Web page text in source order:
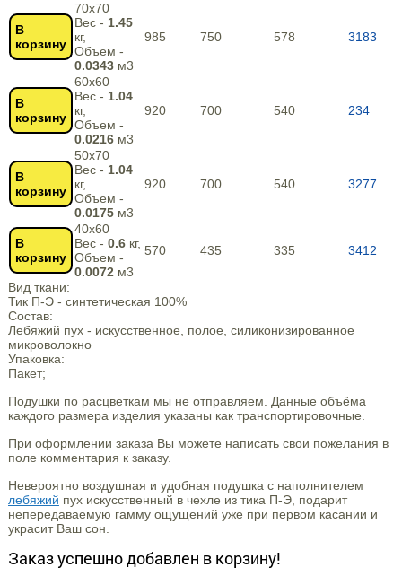
В
корзину
70х70
Вес - 1.45
кг,
Объем -
0.0343м3
985 750 578 3183
В
корзину
60х60
Вес - 1.04
кг,
Объем -
0.0216м3
920 700 540 234
В
корзину
50х70
Вес - 1.04
кг,
Объем -
0.0175м3
920 700 540 3277
В
корзину
40х60
Вес - 0.6кг,
Объем -
0.0072 м3
570 435 335 3412
Вид ткани:
Тик П-Э - синтетическая 100%
Состав:
Лебяжий пух - искусственное, полое, силиконизированное
микроволокно
Упаковка:
Пакет;
Подушки по расцветкам мы не отправляем. Данные объёма
каждого размера изделия указаны как транспортировочные.
При оформлении заказа Вы можете написать свои пожелания в
поле комментария к заказу.
Невероятно воздушная и удобная подушка с наполнителем
лебяжий пух искусственный в чехле из тика П-Э, подарит
непередаваемую гамму ощущений уже при первом касании и
украсит Ваш сон.
Заказ успешно добавлен в корзину!